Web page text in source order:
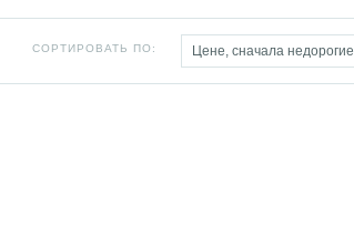
СОРТИРОВАТЬ ПО: Цене, сначала недорогие